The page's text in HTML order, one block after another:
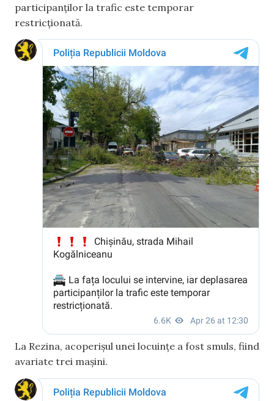
participanților la trafic este temporar
restricționată.
La Rezina, acoperișul unei locuințe a fost smuls, fiind
avariate trei mașini.